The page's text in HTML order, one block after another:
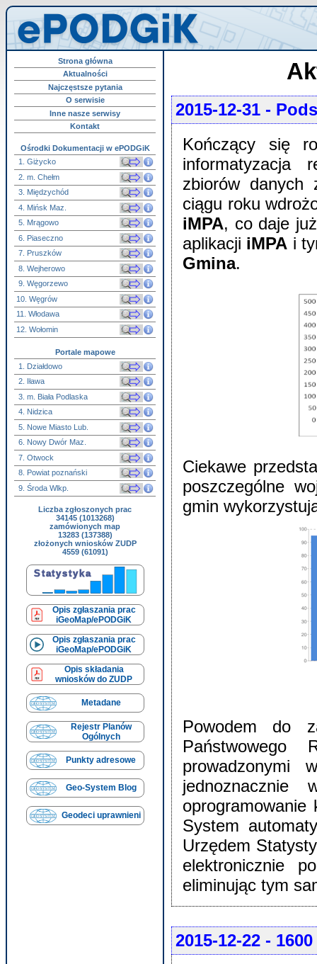
Strona główna
Aktualności
Najczęstsze pytania
O serwisie
Inne nasze serwisy
Kontakt
Ośrodki Dokumentacji w ePODGiK
1. Giżycko
2. m. Chełm
3. Międzychód
4. Mińsk Maz.
5. Mrągowo
6. Piaseczno
7. Pruszków
8. Wejherowo
9. Węgorzewo
10. Węgrów
11. Włodawa
12. Wołomin
Portale mapowe
1. Działdowo
2. Iława
3. m. Biała Podlaska
4. Nidzica
5. Nowe Miasto Lub.
6. Nowy Dwór Maz.
7. Otwock
8. Powiat poznański
9. Środa Wlkp.
Liczba zgłoszonych prac
34145 (1013268)
zamówionych map
13283 (137388)
złożonych wniosków ZUDP
4559 (61091)
Opis zgłaszania prac
iGeoMap/ePODGiK
Opis zgłaszania prac
iGeoMap/ePODGiK
Opis składania
wniosków do ZUDP
Metadane
Rejestr Planów
Ogólnych
Punkty adresowe
Geo-System Blog
Geodeci uprawnieni
2015-12-31 -
Kończący się
informatyzacja
zbiorów danych
ciągu roku
iMPA, co daje
aplikacji iMPA i
Gmina.
Ciekawe
poszczególne
gmin
Powodem do
Państwowego
oprogramowanie
System
Urzędem
elektronicznie
eliminując tym
2015-12-22 -